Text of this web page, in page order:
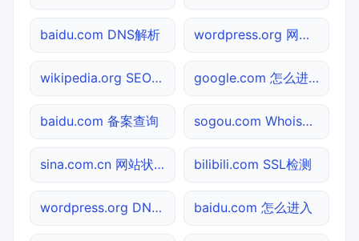
baidu.com DNS解析 wordpress.org 网站状态
wikipedia.org SEO体检 google.com 怎么进入
baidu.com 备案查询 sogou.com Whois查询
sina.com.cn 网站状态 bilibili.com SSL检测
wordpress.org DNS解析 baidu.com 怎么进入